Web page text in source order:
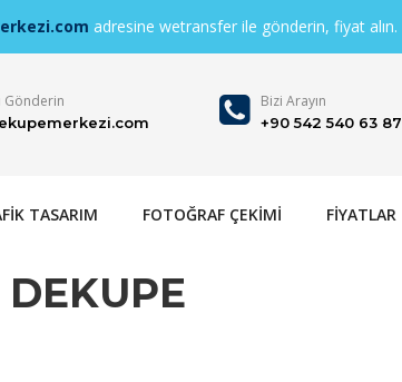
adresine wetransfer ile gönderin, fiyat alın.
Gönderin Bizi Arayın
+90 542 540 63 87
TASARIM FOTOĞRAF ÇEKİMİ FİYATLAR